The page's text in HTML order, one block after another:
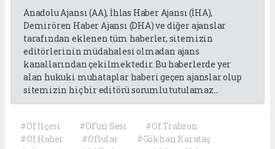
Anadolu Ajansı (AA), İhlas Haber Ajansı (İHA),
Demirören Haber Ajansı (DHA) ve diğer ajanslar
tarafından eklenen tüm haberler, sitemizin
editörlerinin müdahalesi olmadan ajans
kanallarından çekilmektedir. Bu haberlerde yer
alan hukuki muhataplar haberi geçen ajanslar olup
sitemizin hiç bir editörü sorumlu tutulamaz...
#Of İlçesi #Of'un Sesi
#Of Trabzon
#Of Haber
#Oflular
#Gökhan Karataş